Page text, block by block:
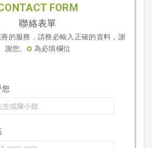
FORM
聯絡表單
的服務，請務必輸入正確的資料，謝
謝您。
為必填欄位
您